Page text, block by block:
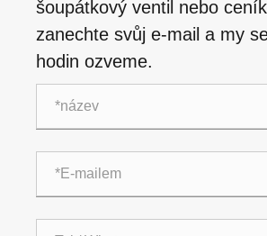
šoupátkový ventil nebo
zanechte svůj e-mail a my
hodin ozveme.